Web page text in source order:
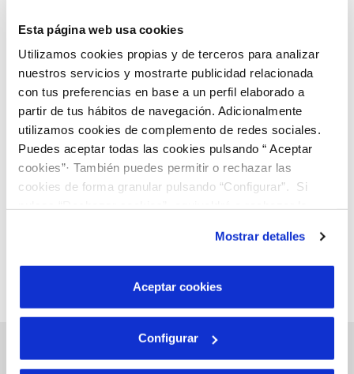
Esta página web usa cookies
Utilizamos cookies propias y de terceros para analizar
nuestros servicios y mostrarte publicidad relacionada
con tus preferencias en base a un perfil elaborado a
partir de tus hábitos de navegación. Adicionalmente
utilizamos cookies de complemento de redes sociales.
Puedes aceptar todas las cookies pulsando “ Aceptar
cookies”· También puedes permitir o rechazar las
cookies de forma granular pulsando “Configurar”. Si
son indispensables para que el sitio web funcione y que
por tanto no se pueden desactivar. Puedes consultar
más información en nuestraPolítica de Cookies
Mostrar detalles
Aceptar cookies
Configurar
04 DE MAIG 2020
Iniciem una campanya a favor de l’assaig clínic
#JoEmCorono per lluitar contra el coronavirus
Pàgina 12 de 21
Anterior Següent